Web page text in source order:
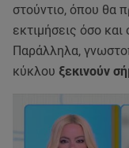
στούντιο, όπου θα
εκτιμήσεις όσο
Παράλληλα,
κύκλου ξεκινούν